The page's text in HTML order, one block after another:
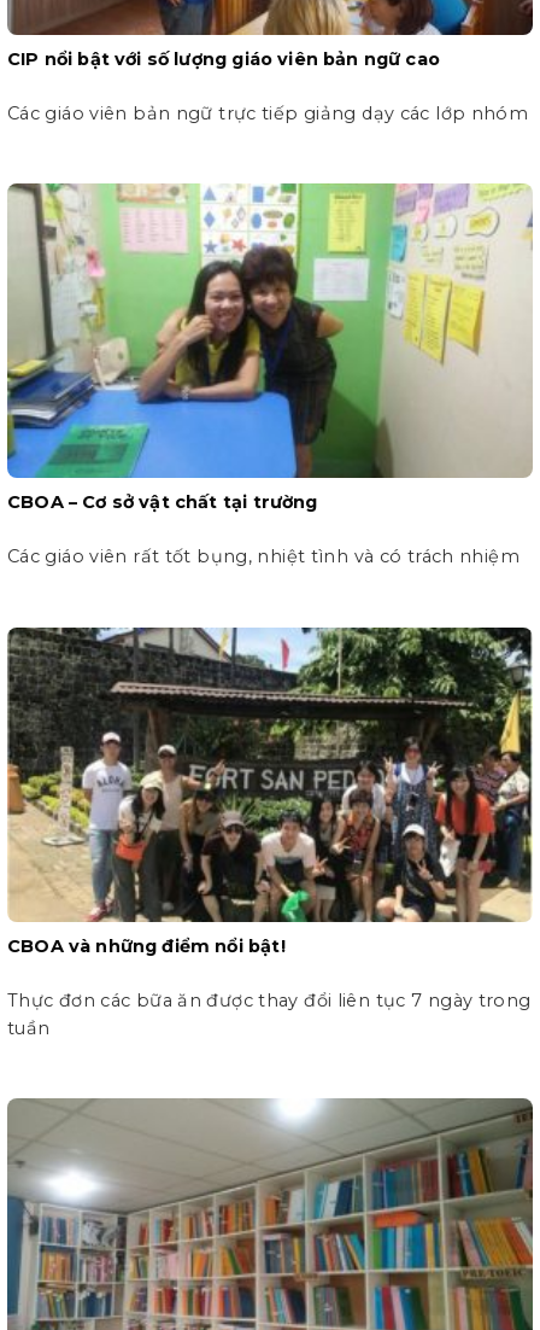
CIP nổi bật với số lượng giáo viên bản ngữ cao
Các giáo viên bản ngữ trực tiếp giảng dạy các lớp nhóm
CBOA – Cơ sở vật chất tại trường
Các giáo viên rất tốt bụng, nhiệt tình và có trách nhiệm
CBOA và những điểm nổi bật!
Thực đơn các bữa ăn được thay đổi liên tục 7 ngày trong
tuần